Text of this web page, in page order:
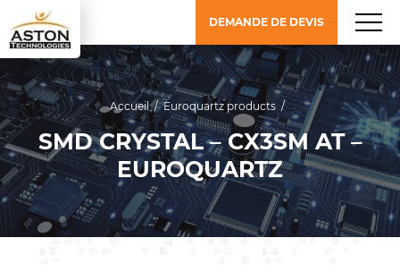
DEMANDE DE DEVIS
Accueil / Euroquartz products /
SMD CRYSTAL – CX3SM AT –
EUROQUARTZ